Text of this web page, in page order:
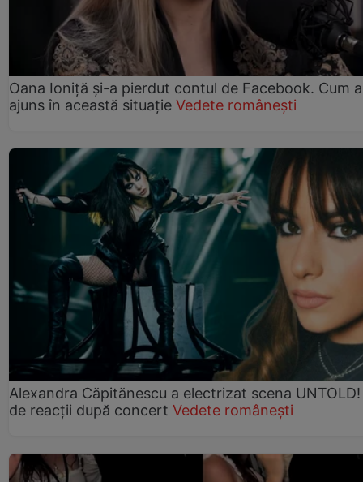
Oana Ioniță și-a pierdut contul de Facebook. Cum a
ajuns în această situație Vedete românești
Alexandra Căpitănescu a electrizat scena UNTOLD!
de reacții după concert Vedete românești